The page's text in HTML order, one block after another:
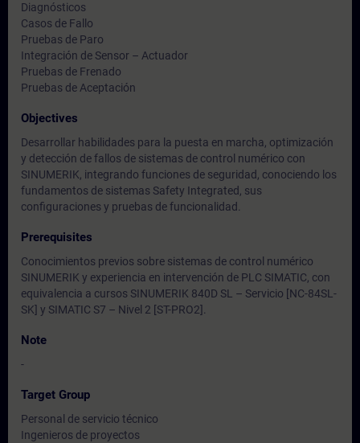
Diagnósticos
Casos de Fallo
Pruebas de Paro
Integración de Sensor – Actuador
Pruebas de Frenado
Pruebas de Aceptación
Objectives
Desarrollar habilidades para la puesta en marcha, optimización
y detección de fallos de sistemas de control numérico con
SINUMERIK, integrando funciones de seguridad, conociendo los
fundamentos de sistemas Safety Integrated, sus
configuraciones y pruebas de funcionalidad.
Prerequisites
Conocimientos previos sobre sistemas de control numérico
SINUMERIK y experiencia en intervención de PLC SIMATIC, con
equivalencia a cursos SINUMERIK 840D SL – Servicio [NC-84SL-
SK] y SIMATIC S7 – Nivel 2 [ST-PRO2].
Note
-
Target Group
Personal de servicio técnico
Ingenieros de proyectos